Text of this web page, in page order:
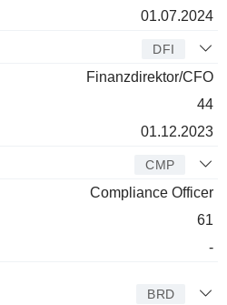
01.07.2024
DFI
Finanzdirektor/CFO
44
01.12.2023
CMP
Compliance Officer
61
-
BRD